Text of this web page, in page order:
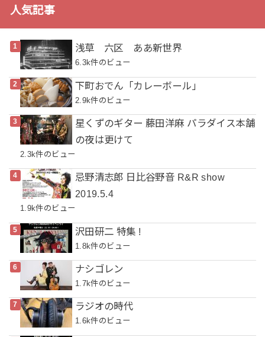
人気記事
浅草 六区 ああ新世界
6.3k件のビュー
下町おでん「カレーボール」
2.9k件のビュー
星くずのギター 藤田洋麻 パラダイス本舗
の夜は更けて
2.3k件のビュー
忌野清志郎 日比谷野音 R&R show
2019.5.4
1.9k件のビュー
沢田研二 特集 !
1.8k件のビュー
ナシゴレン
1.7k件のビュー
ラジオの時代
1.6k件のビュー